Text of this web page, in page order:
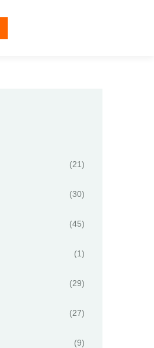
(21)
(30)
(45)
(1)
(29)
(27)
(9)